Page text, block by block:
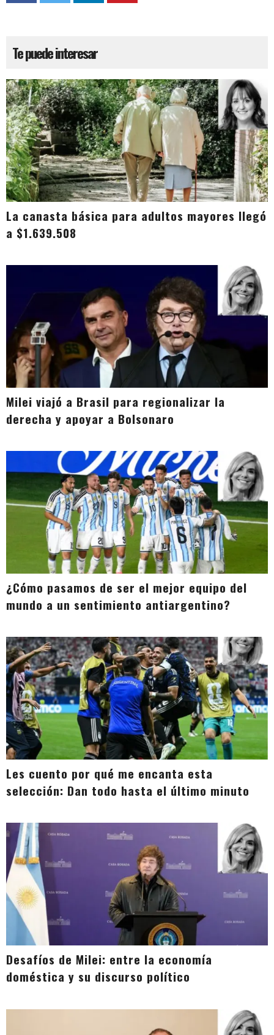
Te puede interesar
La canasta básica para adultos mayores llegó
a $1.639.508
Milei viajó a Brasil para regionalizar la
derecha y apoyar a Bolsonaro
¿Cómo pasamos de ser el mejor equipo del
mundo a un sentimiento antiargentino?
Les cuento por qué me encanta esta
selección: Dan todo hasta el último minuto
Desafíos de Milei: entre la economía
doméstica y su discurso político